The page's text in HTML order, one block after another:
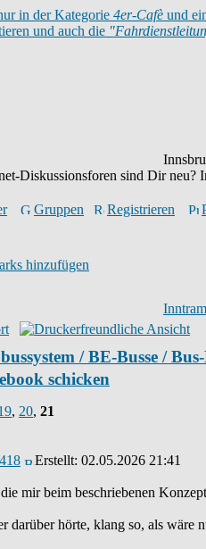
in der Kategorie 4er-Cafè und
und auch die
Diskussionsforen sind Dir neu?
Gruppen Registrieren
hinzufügen
/ BE-Busse /
, 20, 21
Erstellt: 02.05.2026 21:41
mir beim beschriebenen
darüber hörte, klang so, als